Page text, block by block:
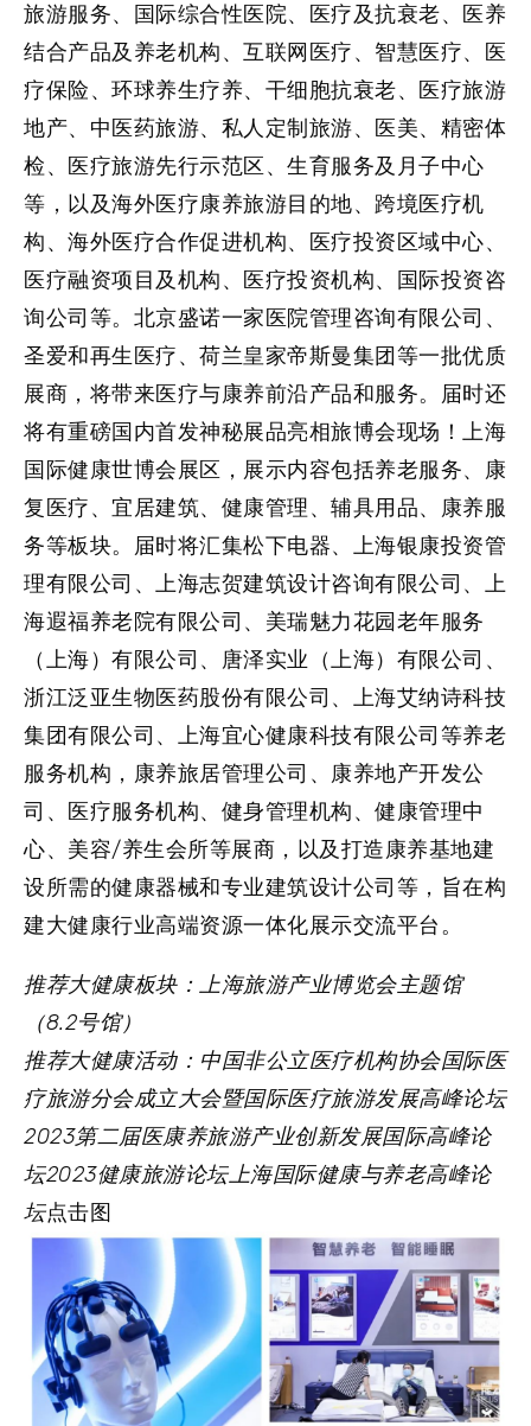
旅游服务、国际综合性医院、医疗及抗衰老、医养
结合产品及养老机构、互联网医疗、智慧医疗、医
疗保险、环球养生疗养、干细胞抗衰老、医疗旅游
地产、中医药旅游、私人定制旅游、医美、精密体
检、医疗旅游先行示范区、生育服务及月子中心
等，以及海外医疗康养旅游目的地、跨境医疗机
构、海外医疗合作促进机构、医疗投资区域中心、
医疗融资项目及机构、医疗投资机构、国际投资咨
询公司等。北京盛诺一家医院管理咨询有限公司、
圣爱和再生医疗、荷兰皇家帝斯曼集团等一批优质
展商，将带来医疗与康养前沿产品和服务。届时还
将有重磅国内首发神秘展品亮相旅博会现场！ 上海
国际健康世博会展区 ，展示内容包括养老服务、康
复医疗、宜居建筑、健康管理、辅具用品、康养服
务等板块。届时将汇集松下电器、上海银康投资管
理有限公司、上海志贺建筑设计咨询有限公司、上
海遐福养老院有限公司、美瑞魅力花园老年服务
（上海）有限公司、唐泽实业（上海）有限公司、
浙江泛亚生物医药股份有限公司、上海艾纳诗科技
集团有限公司、上海宜心健康科技有限公司等养老
服务机构，康养旅居管理公司、康养地产开发公
司、医疗服务机构、健身管理机构、健康管理中
心、美容/养生会所等展商，以及打造康养基地建
设所需的健康器械和专业建筑设计公司等，旨在构
建大健康行业高端资源一体化展示交流平台。
推荐大健康板块： 上海旅游产业博览会主题馆
（8.2号馆）
推荐大健康活动： 中国非公立医疗机构协会国际医
疗旅游分会成立大会暨国际医疗旅游发展高峰论坛
2023第二届医康养旅游产业创新发展国际高峰论
坛2023健康旅游论坛上海国际健康与养老高峰论
坛点击图